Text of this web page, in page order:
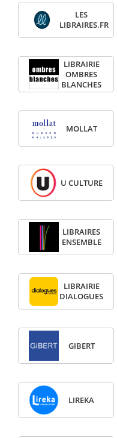
LES
LIBRAIRES.FR
LIBRAIRIE
OMBRES
BLANCHES
MOLLAT
U CULTURE
LIBRAIRES
ENSEMBLE
LIBRAIRIE
DIALOGUES
GIBERT
LIREKA